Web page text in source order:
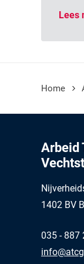
Lees
Home
Arbeid
1402 BV
035 - 887